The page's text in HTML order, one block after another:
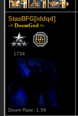
1 1 1
StasBFG[iddqd]
-= DoomGod =-
1734
Doom Rate: 1.58